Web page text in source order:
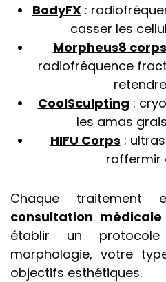
BodyFX:
casser les
Morpheus8 corps
radiofréquence
CoolSculpting :
les amas
HIFU Corps :
raffermir
Chaque traitement
consultation médicale
établir un
morphologie, votre
objectifs esthétiques.